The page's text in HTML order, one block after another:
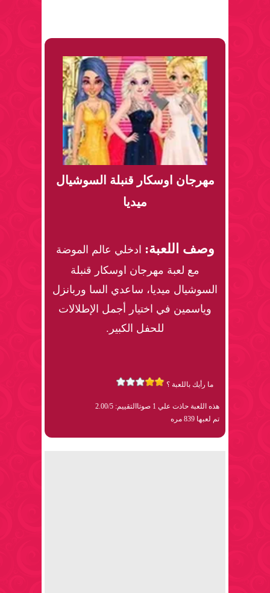
مهرجان اوسكار قنبلة السوشيال
ميديا
وصف اللعبة: ادخلي عالم الموضة
مع لعبة مهرجان اوسكار قنبلة
السوشيال ميديا، ساعدي السا وربانزل
وياسمين في اختيار أجمل الإطلالات
للحفل الكبير.
ما رأيك باللعبة ؟
هذه اللعبة حاذت علي 1 صوتا
التقييم: 2.00/5
تم لعبها 839 مره